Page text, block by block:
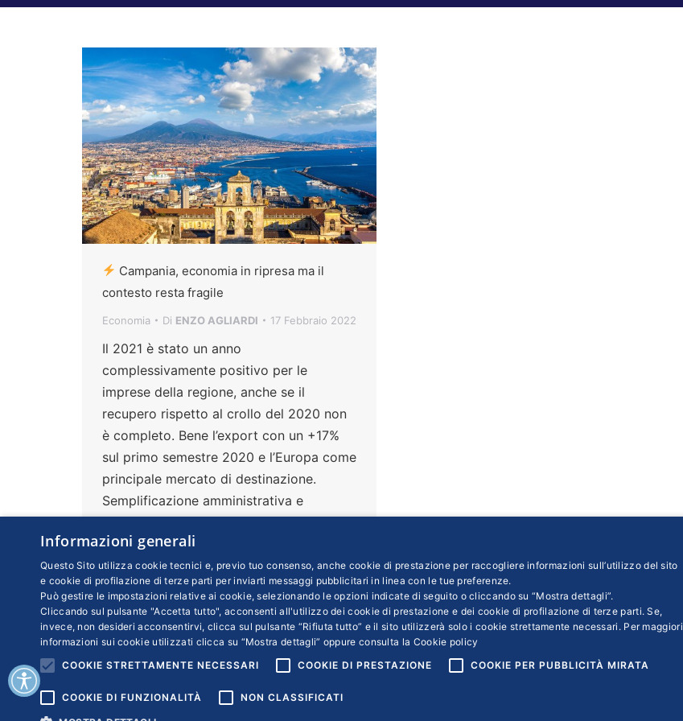
Campania, economia in ripresa ma il
contesto resta fragile
Economia Di ENZO AGLIARDI 17 Febbraio 2022
Il 2021 è stato un anno
complessivamente positivo per le
imprese della regione, anche se il
recupero rispetto al crollo del 2020 non
è completo. Bene l’export con un +17%
sul primo semestre 2020 e l’Europa come
principale mercato di destinazione.
Semplificazione amministrativa e
potenziamento delle infrastrutture sono i
principali freni allo sviluppo. La
fotografia scattata dal Rapporto Pmi
Campania 2021 realizzato dal Comitato
Piccola Industria Confindustria Campania
Informazioni generali
Questo Sito utilizza cookie tecnici e, previo tuo consenso, anche cookie di prestazione per raccogliere informazioni sull’utilizzo del sito
e cookie di profilazione di terze parti per inviarti messaggi pubblicitari in linea con le tue preferenze.
Può gestire le impostazioni relative ai cookie, selezionando le opzioni indicate di seguito o cliccando su “Mostra dettagli”.
Cliccando sul pulsante "Accetta tutto", acconsenti all'utilizzo dei cookie di prestazione e dei cookie di profilazione di terze parti. Se,
invece, non desideri acconsentirvi, clicca sul pulsante “Rifiuta tutto” e il sito utilizzerà solo i cookie strettamente necessari. Per maggiori
informazioni sui cookie utilizzati clicca su “Mostra dettagli” oppure consulta la Cookie policy
COOKIE STRETTAMENTE NECESSARI
COOKIE DI PRESTAZIONE COOKIE PER PUBBLICITÀ MIRATA
COOKIE DI FUNZIONALITÀ NON CLASSIFICATI